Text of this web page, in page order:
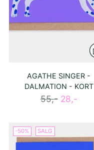
AGATHE SINGER -
DALMATION - KORT
Ordinær
55,- 28,-
-50% SALG